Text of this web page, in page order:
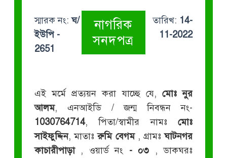
স্মারক নং:ঘ/
ইউপি -
2651
নাগরিক
সনদপত্র
তারিখ: 14-
11-2022
এই মর্মে প্রত্যয়ন করা যাচ্ছে যে,মোঃ নুর
আলম, এনআইডি / জন্ম নিবন্ধন নং-
1030764714, পিতা/স্বামীর নামঃমোঃ
সাইফুদ্দিন, মাতাঃরুমি বেগম , গ্রামঃঘাটনগর
কাচারীপাড়া , ওয়ার্ড নং - ০৩
, ডাকঘরঃ